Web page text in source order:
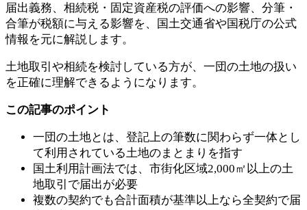
届出義務、相続税・固定資産税の評価への影響、分筆・
合筆が税額に与える影響を、国土交通省や国税庁の公式
情報を元に解説します。
土地取引や相続を検討している方が、一団の土地の扱い
を正確に理解できるようになります。
この記事のポイント
一団の土地とは、登記上の筆数に関わらず一体とし
て利用されている土地のまとまりを指す
国土利用計画法では、市街化区域2,000㎡以上の土
地取引で届出が必要
複数の契約でも合計面積が基準以上なら全契約で届